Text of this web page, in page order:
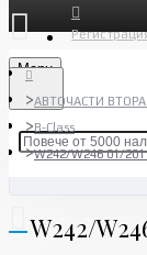
Menu
АВТОЧАСТИ
B-Class
W242/W246 01/
W242/